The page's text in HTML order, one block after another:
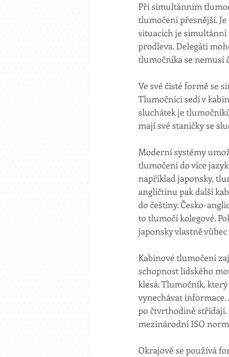
Při simultánním
tlumočení přesnější.
situacích je simultánní
prodleva. Delegáti
tlumočníka se nemusí
Ve své čisté formě se
Tlumočníci sedí v
sluchátek je
mají své staničky se
Moderní systémy
tlumočení do více
například japonsky,
angličtinu pak další
do češtiny. Česko-
to tlumočí kolegové.
japonsky vlastně
Kabinové tlumočení
schopnost lidského
klesá. Tlumočník,
vynechávat
po čtvrthodině střídají.
mezinárodní ISO
Okrajově se používá